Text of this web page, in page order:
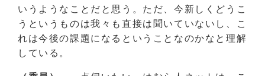
いうようなことだと思う。ただ、今新しくどうこ
うというものは我々も直接は聞いていないし、こ
れは今後の課題になるということなのかなと理解
している。